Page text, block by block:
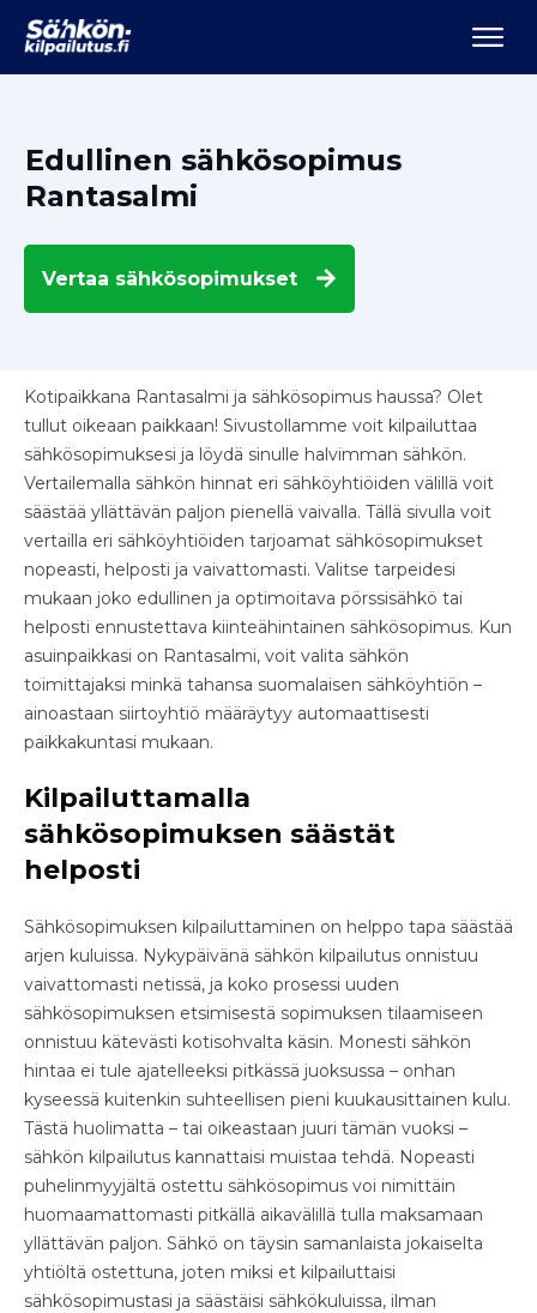
Edullinen sähkösopimus
Rantasalmi
Vertaa sähkösopimukset
Kotipaikkana Rantasalmi ja sähkösopimus haussa? Olet
tullut oikeaan paikkaan! Sivustollamme voit kilpailuttaa
sähkösopimuksesi ja löydä sinulle halvimman sähkön.
Vertailemalla sähkön hinnat eri sähköyhtiöiden välillä voit
säästää yllättävän paljon pienellä vaivalla. Tällä sivulla voit
vertailla eri sähköyhtiöiden tarjoamat sähkösopimukset
nopeasti, helposti ja vaivattomasti. Valitse tarpeidesi
mukaan joko edullinen ja optimoitava pörssisähkö tai
helposti ennustettava kiinteähintainen sähkösopimus. Kun
asuinpaikkasi on Rantasalmi, voit valita sähkön
toimittajaksi minkä tahansa suomalaisen sähköyhtiön –
ainoastaan siirtoyhtiö määräytyy automaattisesti
paikkakuntasi mukaan.
Kilpailuttamalla
sähkösopimuksen säästät
helposti
Sähkösopimuksen kilpailuttaminen on helppo tapa säästää
arjen kuluissa. Nykypäivänä sähkön kilpailutus onnistuu
vaivattomasti netissä, ja koko prosessi uuden
sähkösopimuksen etsimisestä sopimuksen tilaamiseen
onnistuu kätevästi kotisohvalta käsin. Monesti sähkön
hintaa ei tule ajatelleeksi pitkässä juoksussa – onhan
kyseessä kuitenkin suhteellisen pieni kuukausittainen kulu.
Tästä huolimatta – tai oikeastaan juuri tämän vuoksi –
sähkön kilpailutus kannattaisi muistaa tehdä. Nopeasti
puhelinmyyjältä ostettu sähkösopimus voi nimittäin
huomaamattomasti pitkällä aikavälillä tulla maksamaan
yllättävän paljon. Sähkö on täysin samanlaista jokaiselta
yhtiöltä ostettuna, joten miksi et kilpailuttaisi
sähkösopimustasi ja säästäisi sähkökuluissa, ilman